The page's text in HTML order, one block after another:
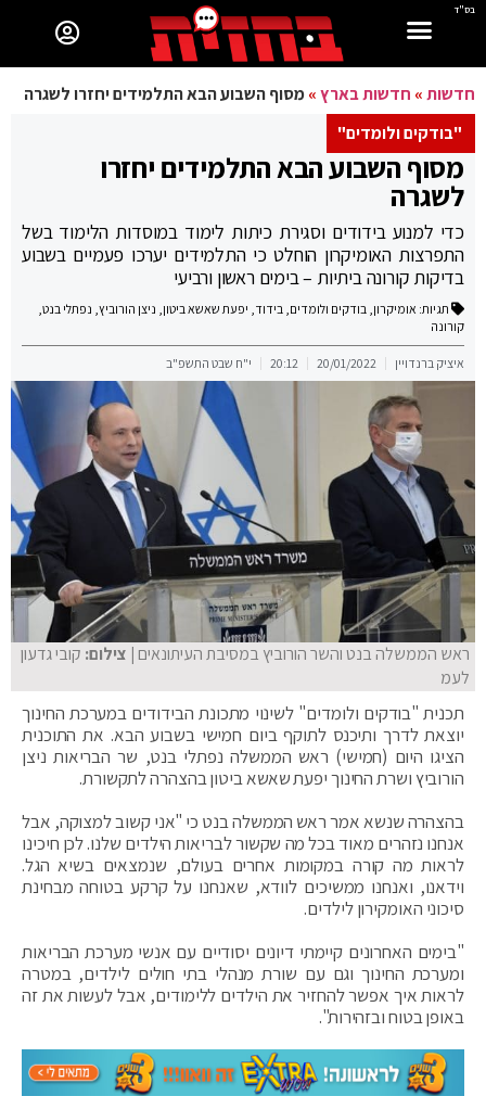
בס"ד
חדשות» חדשות בארץ»מסוף השבוע הבא התלמידים יחזרו לשגרה
"בודקים ולומדים"
מסוף השבוע הבא התלמידים יחזרו
לשגרה
כדי למנוע בידודים וסגירת כיתות לימוד במוסדות הלימוד בשל
התפרצות האומיקרון הוחלט כי התלמידים יערכו פעמיים בשבוע
בדיקות קורונה ביתיות – בימים ראשון ורביעי
תגיות: אומיקרון, בודקים ולומדים, בידוד, יפעת שאשא ביטון, ניצן הורוביץ, נפתלי בנט,
קורונה
איציק ברנדויין 20/01/2022
20:12 י"ח שבט התשפ"ב
ראש הממשלה בנט והשר הורוביץ במסיבת העיתונאים | צילום: קובי גדעון
לעמ
תכנית "בודקים ולומדים" לשינוי מתכונת הבידודים במערכת החינוך
יוצאת לדרך ותיכנס לתוקף ביום חמישי בשבוע הבא. את התוכנית
הציגו היום (חמישי) ראש הממשלה נפתלי בנט, שר הבריאות ניצן
הורוביץ ושרת החינוך יפעת שאשא ביטון בהצהרה לתקשורת.
בהצהרה שנשא אמר ראש הממשלה בנט כי "אני קשוב למצוקה, אבל
אנחנו נזהרים מאוד בכל מה שקשור לבריאות הילדים שלנו. לכן חיכינו
לראות מה קורה במקומות אחרים בעולם, שנמצאים בשיא הגל.
וידאנו, ואנחנו ממשיכים לוודא, שאנחנו על קרקע בטוחה מבחינת
סיכוני האומקירון לילדים.
"בימים האחרונים קיימתי דיונים יסודיים עם אנשי מערכת הבריאות
ומערכת החינוך וגם עם שורת מנהלי בתי חולים לילדים, במטרה
לראות איך אפשר להחזיר את הילדים ללימודים, אבל לעשות את זה
באופן בטוח ובזהירות".